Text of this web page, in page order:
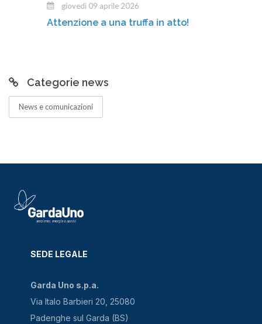
giovedì 09 aprile 2026
Attenzione a una truffa in atto!
Categorie news
News e comunicazioni
SEDE LEGALE
Garda Uno s.p.a.
Via Italo Barbieri 20, 25080
Padenghe sul Garda (BS)